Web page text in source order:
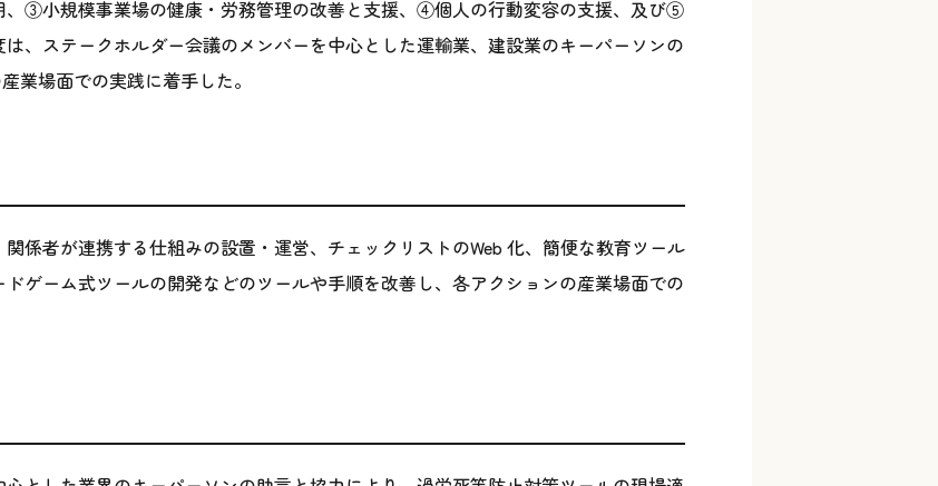
③小規模事業場の健康・労務管理の改善と支援、④個人の行動変容の支援、及び⑤
、ステークホルダー会議のメンバーを中心とした運輸業、建設業のキーパーソンの
業場面での実践に着手した。
係者が連携する仕組みの設置・運営、チェックリストのWeb 化、簡便な教育ツール
ゲーム式ツールの開発などのツールや手順を改善し、各アクションの産業場面での